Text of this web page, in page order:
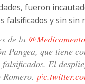
fueron
falsificados y sin sin
de la
Pangea, que tiene
El